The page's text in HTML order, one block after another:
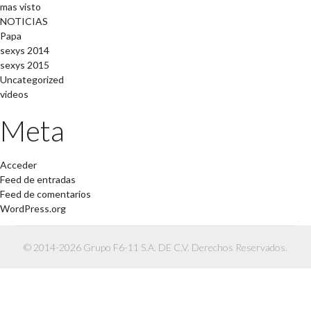
mas visto
NOTICIAS
Papa
sexys 2014
sexys 2015
Uncategorized
videos
Meta
Acceder
Feed de entradas
Feed de comentarios
WordPress.org
© 2014-2026 Grupo F6-11 S.A. DE C.V. Derechos Reservados.